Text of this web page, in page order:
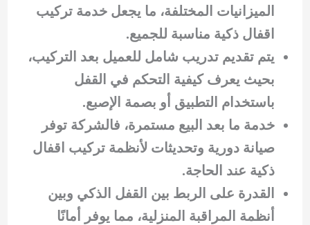
الميزانيات المختلفة، ما يجعل خدمة تركيب
اقفال ذكية مناسبة للجميع.
يتم تقديم تدريب شامل للعميل بعد التركيب،
بحيث يعرف كيفية التحكم في القفل
باستخدام التطبيق أو بصمة الإصبع.
خدمة ما بعد البيع مستمرة، فالشركة توفر
صيانة دورية وتحديثات لأنظمة تركيب اقفال
ذكية عند الحاجة.
القدرة على الربط بين القفل الذكي وبين
أنظمة المراقبة المنزلية، مما يوفر أمانًا